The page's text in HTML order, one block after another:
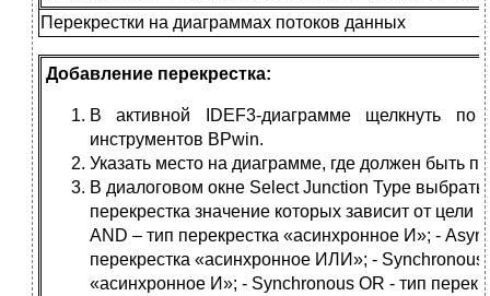
Перекрестки на диаграммах потоков данных
Добавление перекрестка:
В активной IDEF3-диаграмме щелкнуть
инструментов BPwin.
Указать место на диаграмме, где должен быть
В диалоговом окне Select Junction Type
перекрестка значение которых зависит от
AND – тип перекрестка «асинхронное И»; -
перекрестка «асинхронное ИЛИ»; - Synchronous
«асинхронное И»; - Synchronous OR - тип